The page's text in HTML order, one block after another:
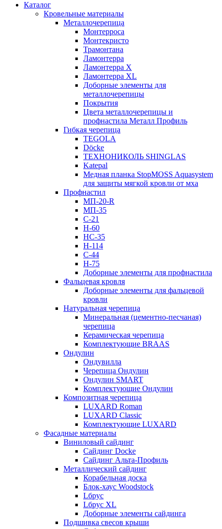
Каталог
Кровельные материалы
Металлочерепица
Монтерроса
Монтекристо
Трамонтана
Ламонтерра
Ламонтерра X
Ламонтерра XL
Доборные элементы для
металлочерепицы
Покрытия
Цвета металлочерепицы и
профнастила Металл Профиль
Гибкая черепица
TEGOLA
Döcke
ТЕХНОНИКОЛЬ SHINGLAS
Katepal
Медная планка StopMOSS Aquasystem
для защиты мягкой кровли от мха
Профнастил
МП-20-R
МП-35
С-21
Н-60
НС-35
Н-114
С-44
Н-75
Доборные элементы для профнастила
Фальцевая кровля
Доборные элементы для фальцевой
кровли
Натуральная черепица
Минеральная (цементно-песчаная)
черепица
Керамическая черепица
Комплектующие BRAAS
Ондулин
Ондувилла
Черепица Ондулин
Ондулин SMART
Комплектующие Ондулин
Композитная черепица
LUXARD Roman
LUXARD Classic
Комплектующие LUXARD
Фасадные материалы
Виниловый сайдинг
Сайдинг Docke
Сайдинг Альта-Профиль
Металлический сайдинг
Корабельная доска
Блок-хаус Woodstock
Lбрус
Lбрус XL
Доборные элементы сайдинга
Подшивка свесов крыши